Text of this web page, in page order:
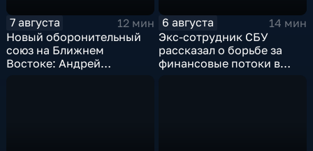
7 августа
12 мин
Новый оборонительный
союз на Ближнем
Востоке: Андрей
6 августа
14 мин
Экс-сотрудник СБУ
рассказал о борьбе за
финансовые потоки в